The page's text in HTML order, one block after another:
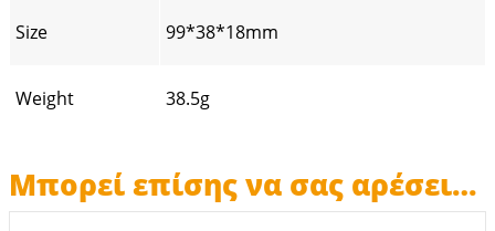
Size 99*38*18mm
Weight 38.5g
Μπορεί επίσης να σας αρέσει…